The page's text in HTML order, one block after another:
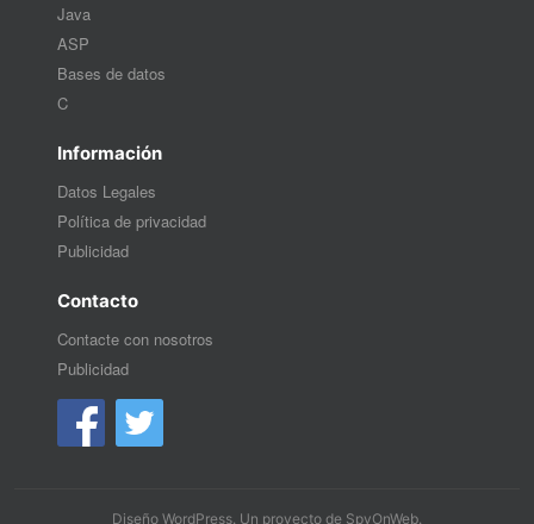
Java
ASP
Bases de datos
C
Información
Datos Legales
Política de privacidad
Publicidad
Contacto
Contacte con nosotros
Publicidad
Diseño WordPress. Un proyecto de SpyOnWeb.